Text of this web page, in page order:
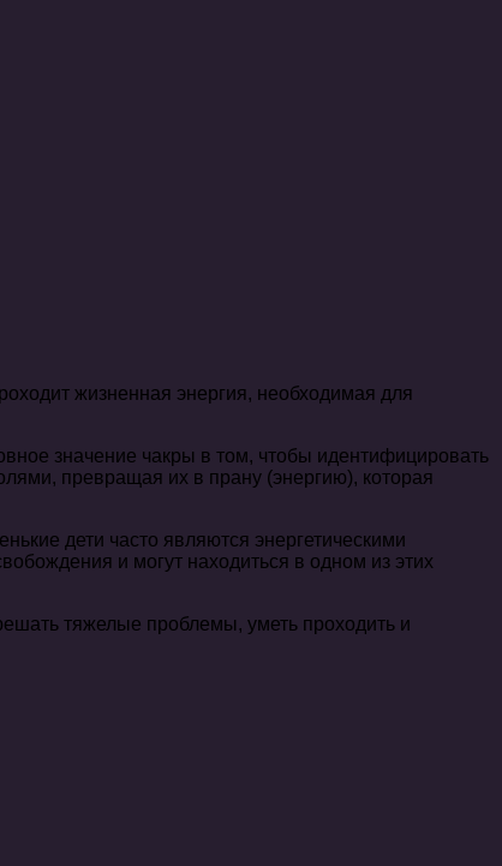
жизненная энергия, необходимая для
значение чакры в том, чтобы идентифицировать
превращая их в прану (энергию), которая
дети часто являются энергетическими
и могут находиться в одном из этих
тяжелые проблемы, уметь проходить и